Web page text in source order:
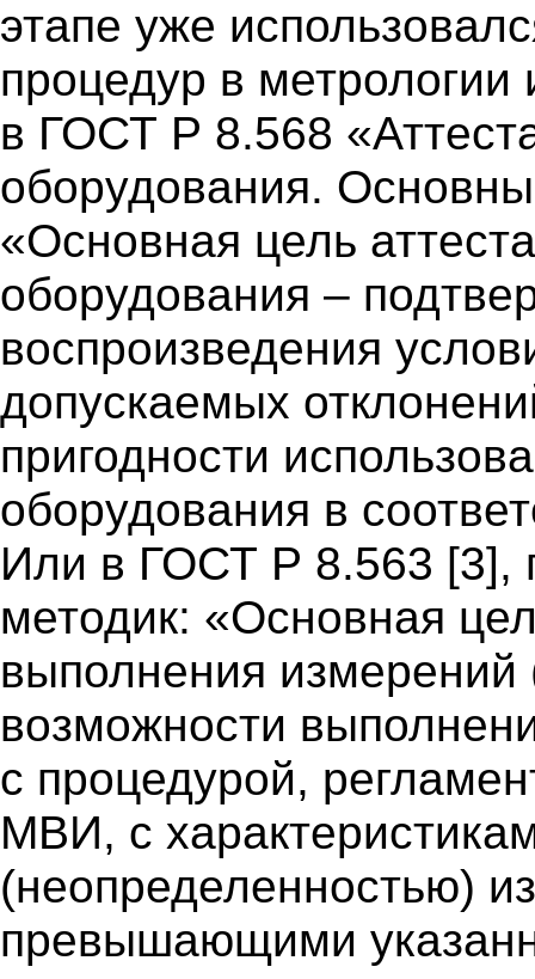
этапе уже
процедур в
в ГОСТ Р 8.568
оборудования.
«Основная цель
оборудования –
воспроизведения
допускаемых
пригодности
оборудования в
Или в ГОСТ Р 8.563 [3],
методик: «Основная
выполнения
возможности
с процедурой,
МВИ, с
(неопределенностью)
превышающими